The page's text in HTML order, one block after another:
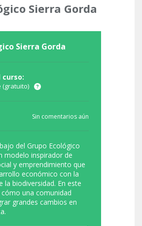
Sierra Gorda
Sierra Gorda
curso:
Sin comentarios aún
del Grupo Ecológico
modelo inspirador de
y emprendimiento que
económico con la
la biodiversidad. En este
una comunidad
grandes cambios en